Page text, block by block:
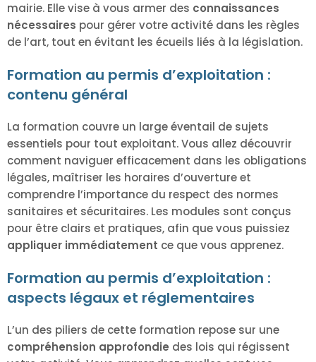
mairie. Elle vise à vous armer des connaissances
nécessaires pour gérer votre activité dans les règles
de l’art, tout en évitant les écueils liés à la législation.
Formation au permis d’exploitation :
contenu général
La formation couvre un large éventail de sujets
essentiels pour tout exploitant. Vous allez découvrir
comment naviguer efficacement dans les obligations
légales, maîtriser les horaires d’ouverture et
comprendre l’importance du respect des normes
sanitaires et sécuritaires. Les modules sont conçus
pour être clairs et pratiques, afin que vous puissiez
appliquer immédiatement ce que vous apprenez.
Formation au permis d’exploitation :
aspects légaux et réglementaires
L’un des piliers de cette formation repose sur une
compréhension approfondie des lois qui régissent